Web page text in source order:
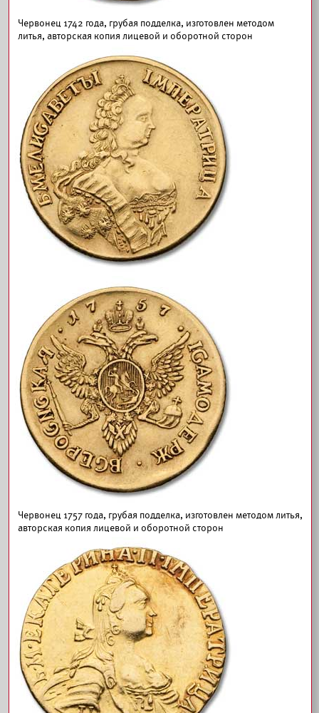
Червонец 1742 года, грубая подделка, изготовлен методом
литья, авторская копия лицевой и оборотной сторон
Червонец 1757 года, грубая подделка, изготовлен методом литья,
авторская копия лицевой и оборотной сторон